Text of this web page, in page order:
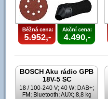
Běžná cena:
5.952,-
Akční cena:
4.490,-
BOSCH Aku rádio GPB
18V-5 SC
18 / 100-240 V; 40 W; DAB+;
FM; Bluetooth; AUX; 8,8 kg